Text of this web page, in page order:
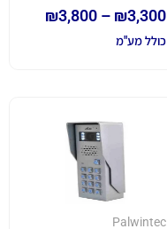
₪3,300
–
₪3,800
כולל מע"מ
Palwintec